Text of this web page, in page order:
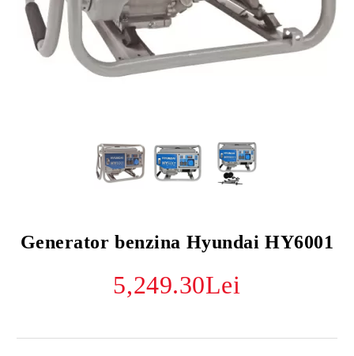
Generator benzina Hyundai HY6001
5,249.30Lei